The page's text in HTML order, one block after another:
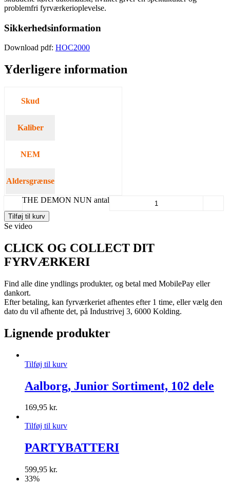
problemfri fyrværkerioplevelse.
Sikkerhedsinformation
Download pdf: HOC2000
Yderligere information
Skud
Kaliber
NEM
Aldersgrænse
THE DEMON NUN antal
Tilføj til kurv
Se video
CLICK OG COLLECT DIT
FYRVÆRKERI
Find alle dine yndlings produkter, og betal med MobilePay eller
dankort.
Efter betaling, kan fyrværkeriet afhentes efter 1 time, eller vælg den
dato du vil afhente det, på Industrivej 3, 6000 Kolding.
Lignende produkter
Tilføj til kurv
Aalborg, Junior Sortiment, 102 dele
169,95 kr.
Tilføj til kurv
PARTYBATTERI
599,95 kr.
33%